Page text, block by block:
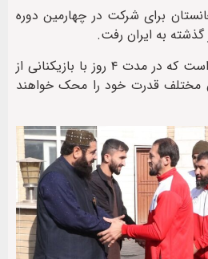
برای شرکت در چهارمین دوره
گذشته به ایران رفت.
این تیم شامل ۱۵ بازیکن است که در مدت ۴ روز با بازیکنانی از
مختلف قدرت خود را محک خواهند